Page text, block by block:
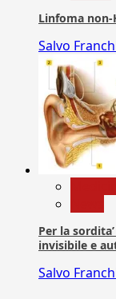
Linfoma
Salvo
Per la
invisibile e
Salvo